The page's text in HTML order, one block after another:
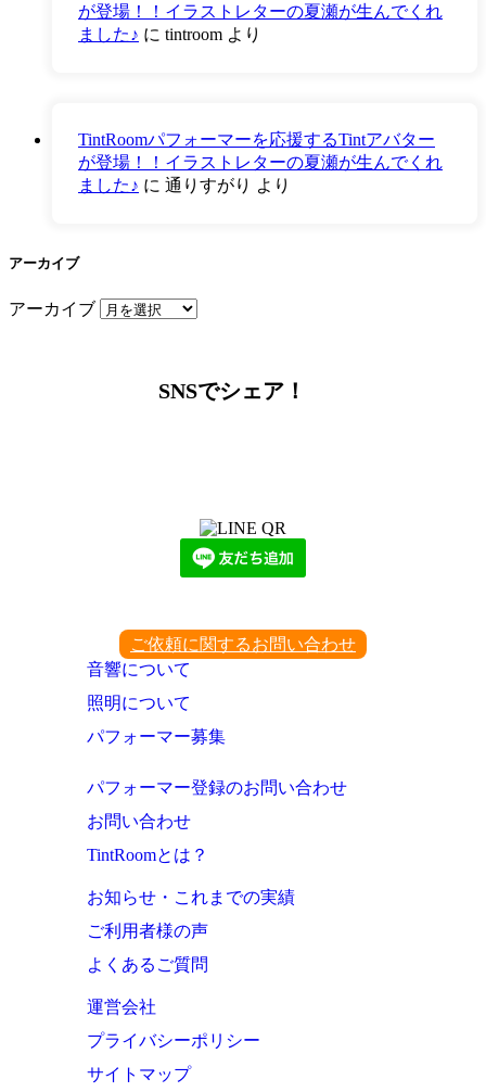
が登場！！イラストレターの夏瀬が生んでくれ
ました♪ に tintroom より
TintRoomパフォーマーを応援するTintアバター
が登場！！イラストレターの夏瀬が生んでくれ
ました♪ に 通りすがり より
アーカイブ
アーカイブ
SNSでシェア！
ご依頼に関するお問い合わせ
音響について
照明について
パフォーマー募集
パフォーマー登録のお問い合わせ
お問い合わせ
TintRoomとは？
お知らせ・これまでの実績
ご利用者様の声
よくあるご質問
運営会社
プライバシーポリシー
サイトマップ